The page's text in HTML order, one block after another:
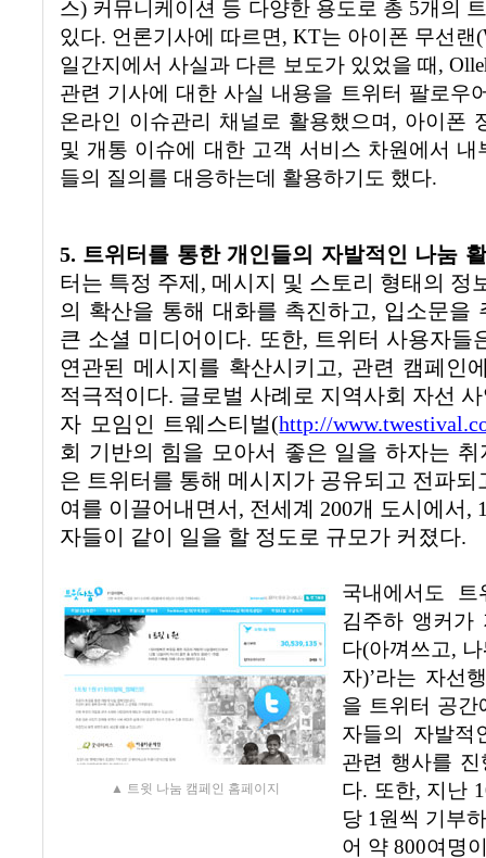
스) 커뮤니케이션 등 다양한 용도로 총 5개의
있다. 언론기사에 따르면 , KT는 아이폰 무선랜
일간지에서 사실과 다른 보도가 있었을 때 ,
관련 기사에 대한 사실 내용을 트위터 팔로우
온라인 이슈관리 채널로 활용했으며 , 아이폰
및 개통 이슈에 대한 고객 서비스 차원에서
들의 질의를 대응하는데 활용하기도 했다.
5. 트위터를 통한 개인들의 자발적인 나눔
터는 특정 주제 , 메시지 및 스토리 형태의 정
의 확산을 통해 대화를 촉진하고, 입소문을
큰 소셜 미디어이다. 또한, 트위터 사용자들
연관된 메시지를 확산시키고, 관련 캠페인
적극적이다. 글로벌 사례로 지역사회 자선
자 모임인 트웨스티벌(http://
회 기반의 힘을 모아서 좋은 일을 하자는
은 트위터를 통해 메시지가 공유되고 전파
여를 이끌어내면서 , 전세계 200개 도시에서 ,
자들이 같이 일을 할 정도로 규모가 커졌다.
▲ 트윗 나눔 캠페인 홈페이지
국내에서도
김주하 앵커가
다(아껴쓰고,
자)’라는 자선
을 트위터 공간
자들의 자발적
관련 행사를
다. 또한, 지난
당 1 원씩 기부
어 약 800여명